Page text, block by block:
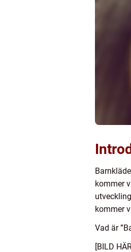
kommer
kommer
Vad är
[BILD